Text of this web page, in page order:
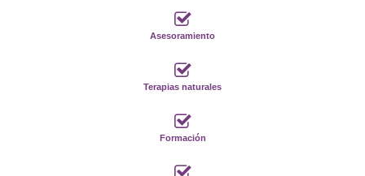
Asesoramiento
Terapias naturales
Formación